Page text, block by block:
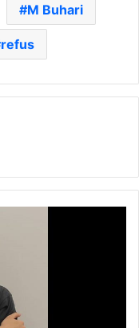
M Buhari
refus